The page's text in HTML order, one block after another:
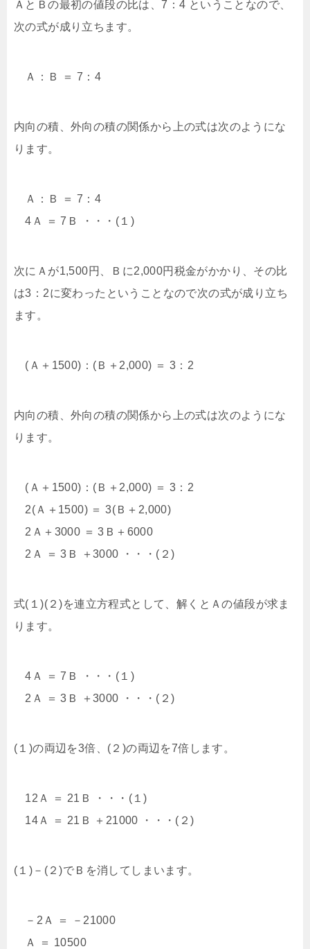
ＡとＢの最初の値段の比は、7：4 ということなので、
次の式が成り立ちます。
Ａ：Ｂ ＝ 7：4
内向の積、外向の積の関係から上の式は次のようにな
ります。
Ａ：Ｂ ＝ 7：4
4Ａ ＝ 7Ｂ ・・・(１)
次にＡが1,500円、Ｂに2,000円税金がかかり、その比
は3：2に変わったということなので次の式が成り立ち
ます。
(Ａ＋1500)：(Ｂ＋2,000) ＝ 3：2
内向の積、外向の積の関係から上の式は次のようにな
ります。
(Ａ＋1500)：(Ｂ＋2,000) ＝ 3：2
2(Ａ＋1500) ＝ 3(Ｂ＋2,000)
2Ａ＋3000 ＝ 3Ｂ＋6000
2Ａ ＝ 3Ｂ ＋3000 ・・・(２)
式(１)(２)を連立方程式として、解くとＡの値段が求ま
ります。
4Ａ ＝ 7Ｂ ・・・(１)
2Ａ ＝ 3Ｂ ＋3000 ・・・(２)
(１)の両辺を3倍、(２)の両辺を7倍します。
12Ａ ＝ 21Ｂ ・・・(１)
14Ａ ＝ 21Ｂ ＋21000 ・・・(２)
(１)－(２)でＢを消してしまいます。
－2Ａ ＝ －21000
Ａ ＝ 10500